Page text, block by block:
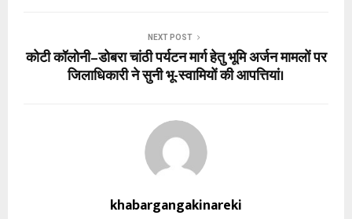
NEXT POST
कोटी कॉलोनी–डोबरा चांठी पर्यटन मार्ग हेतु भूमि अर्जन मामलों पर
जिलाधिकारी ने सुनी भू-स्वामियों की आपत्तियां।
khabargangakinareki